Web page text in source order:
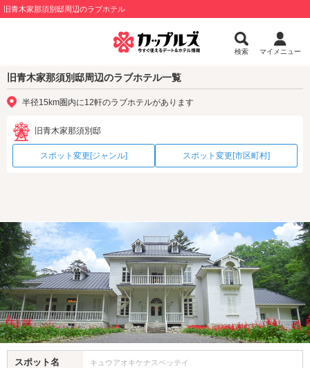
旧青木家那須別邸周辺のラブホテル
検索 マイメニュー
旧青木家那須別邸周辺のラブホテル一覧
半径15km圏内に12軒のラブホテルがあります
旧青木家那須別邸
スポット変更[ジャンル] スポット変更[市区町村]
スポット名 キュウアオキケナスベッテイ